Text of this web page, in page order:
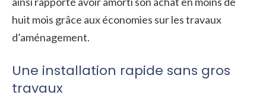
huit mois grâce aux économies sur les travaux
d’aménagement.
Une installation rapide sans gros
travaux